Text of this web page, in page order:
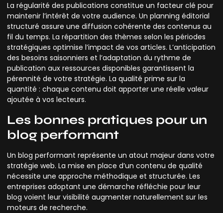
La régularité des publications constitue un facteur clé pour
maintenir l’intérêt de votre audience. Un planning éditorial
structuré assure une diffusion cohérente des contenus au
fil du temps. La répartition des thèmes selon les périodes
stratégiques optimise l’impact de vos articles. L’anticipation
des besoins saisonniers et l’adaptation du rythme de
publication aux ressources disponibles garantissent la
pérennité de votre stratégie. La qualité prime sur la
quantité : chaque contenu doit apporter une réelle valeur
ajoutée à vos lecteurs.
Les bonnes pratiques pour un
blog performant
Un blog performant représente un atout majeur dans votre
stratégie web. La mise en place d’un contenu de qualité
nécessite une approche méthodique et structurée. Les
entreprises adoptant une démarche réfléchie pour leur
blog voient leur visibilité augmenter naturellement sur les
moteurs de recherche.